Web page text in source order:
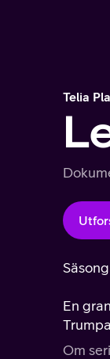
Telia
Säsong
En
Om